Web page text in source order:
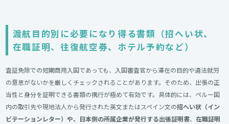
渡航目的別に必要になり得る書類（招へい状、
在職証明、往復航空券、ホテル予約など）
査証免除での短期商用入国であっても、入国審査官から滞在の目的や違法就労
の意思がないかを厳しくチェックされることがあります。そのため、出張の正
当性と身分を証明できる書類の携行が極めて有効です。具体的には、ペルー国
内の取引先や現地法人から発行された英文またはスペイン文の招へい状（イン
ビテーションレター）や、日本側の所属企業が発行する出張証明書、在職証明